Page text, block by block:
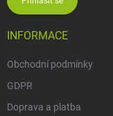
INFORMACE
Obchodní podmínky
GDPR
Doprava a platba